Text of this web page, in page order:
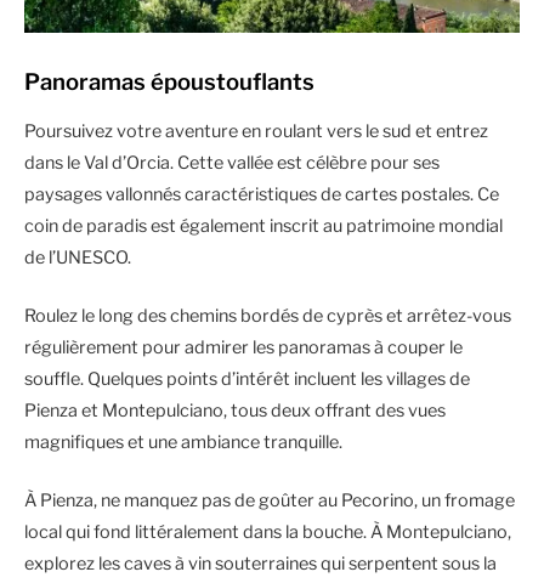
Panoramas époustouflants
Poursuivez votre aventure en roulant vers le sud et entrez
dans le Val d’Orcia. Cette vallée est célèbre pour ses
paysages vallonnés caractéristiques de cartes postales. Ce
coin de paradis est également inscrit au patrimoine mondial
de l’UNESCO.
Roulez le long des chemins bordés de cyprès et arrêtez-vous
régulièrement pour admirer les panoramas à couper le
souffle. Quelques points d’intérêt incluent les villages de
Pienza et Montepulciano, tous deux offrant des vues
magnifiques et une ambiance tranquille.
À Pienza, ne manquez pas de goûter au Pecorino, un fromage
local qui fond littéralement dans la bouche. À Montepulciano,
explorez les caves à vin souterraines qui serpentent sous la